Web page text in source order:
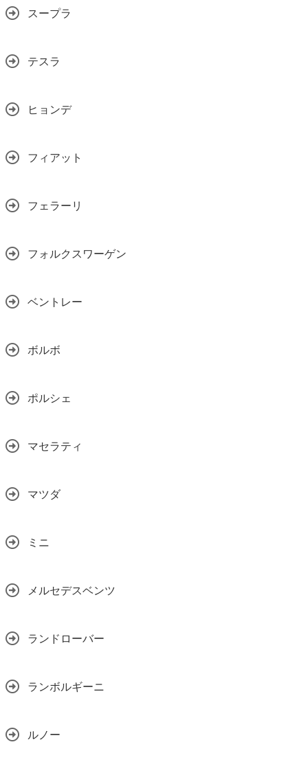
スープラ
テスラ
ヒョンデ
フィアット
フェラーリ
フォルクスワーゲン
ベントレー
ボルボ
ポルシェ
マセラティ
マツダ
ミニ
メルセデスベンツ
ランドローバー
ランボルギーニ
ルノー